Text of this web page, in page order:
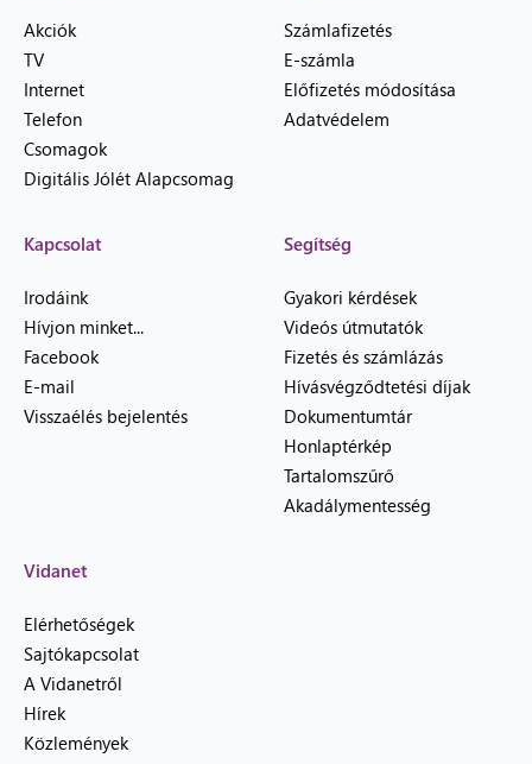
Akciók
TV
Internet
Telefon
Csomagok
Digitális Jólét Alapcsomag
Számlafizetés
E-számla
Előfizetés módosítása
Adatvédelem
Kapcsolat
Irodáink
Hívjon minket...
Facebook
E-mail
Visszaélés bejelentés
Segítség
Gyakori kérdések
Videós útmutatók
Fizetés és számlázás
Hívásvégződtetési díjak
Dokumentumtár
Honlaptérkép
Tartalomszűrő
Akadálymentesség
Vidanet
Elérhetőségek
Sajtókapcsolat
A Vidanetről
Hírek
Közlemények